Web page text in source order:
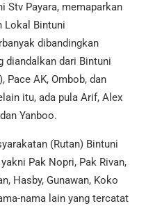
Stv Payara, memaparkan
Lokal Bintuni
dibandingkan
diandalkan dari Bintuni
Pace AK, Ombob, dan
itu, ada pula Arif, Alex
Yanboo.
(Rutan) Bintuni
Pak Nopri, Pak Rivan,
Hasby, Gunawan, Koko
nama lain yang tercatat